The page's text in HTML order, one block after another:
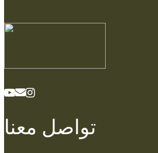
تواصل معنا